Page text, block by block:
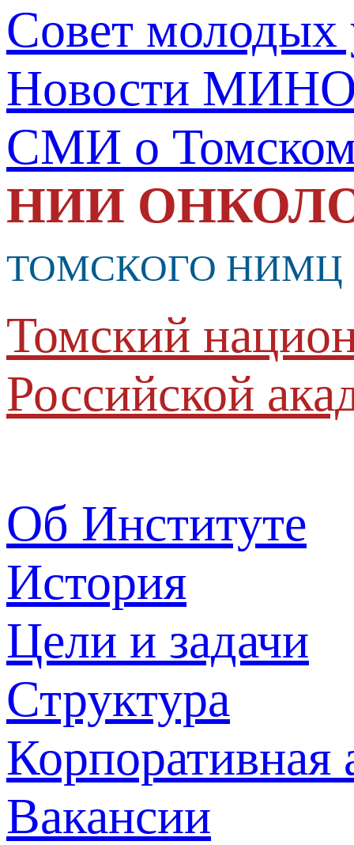
Совет молодых
Новости
СМИ о
НИИ
ТОМСКОГО НИМЦ
Томский
Российской
Об Институте
История
Цели и задачи
Структура
Корпоративная
Вакансии